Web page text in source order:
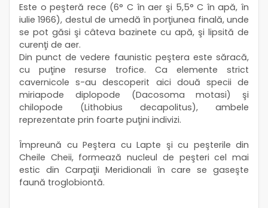
Este o peşteră rece (6° C în aer şi 5,5° C în apă, în
iulie 1966), destul de umedă în porţiunea finală, unde
se pot găsi şi câteva bazinete cu apă, şi lipsită de
curenţi de aer.
Din punct de vedere faunistic peştera este săracă,
cu puţine resurse trofice. Ca elemente strict
cavernicole s-au descoperit aici două specii de
miriapode diplopode (Dacosoma motasi) şi
chilopode (Lithobius decapolitus), ambele
reprezentate prin foarte puţini indivizi.
Împreună cu Peştera cu Lapte şi cu peşterile din
Cheile Cheii, formează nucleul de peşteri cel mai
estic din Carpaţii Meridionali în care se gaseşte
faună troglobiontă.